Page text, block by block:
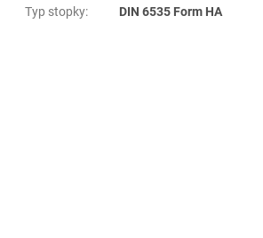
Typ stopky: DIN 6535 Form HA